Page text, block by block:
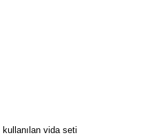
vida seti